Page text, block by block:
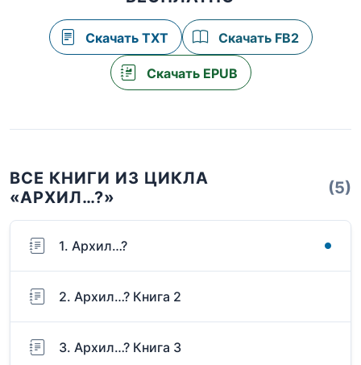
Скачать TXT Скачать FB2
Скачать EPUB
ВСЕ КНИГИ ИЗ ЦИКЛА
«АРХИЛ…?»
(5)
1. Архил…?
2. Архил…? Книга 2
3. Архил…? Книга 3